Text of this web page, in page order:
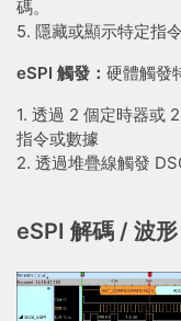
碼。
5. 隱藏或顯示特定指
eSPI 觸發： 硬體觸發
1. 透過 2 個定時器或
指令或數據
2. 透過堆疊線觸發
eSPI 解碼 / 波形